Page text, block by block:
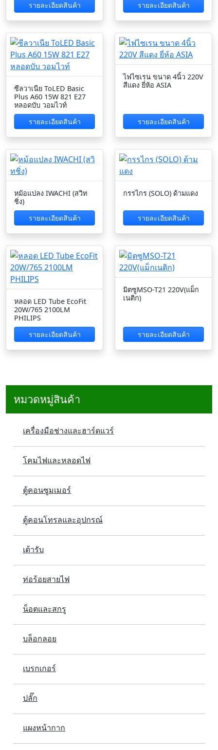
หมวดหมู่สินค้า
เครื่องมือช่างและฮาร์ดแวร์
โคมไฟและหลอดไฟ
ตู้คอนซูมเมอร์
ตู้คอนโทรลและอุปกรณ์
เต้ารับ
ท่อร้อยสายไฟ
น็อตและสกรู
บล็อกลอย
เบรกเกอร์
ปลั๊ก
แผงหน้ากาก
รายละเอียดสินค้า
รายละเอียดสินค้า
ซีลวาเนีย ToLED Basic
Plus A60 15W 821 E27
หลอดบับ วอมไวท์
รายละเอียดสินค้า
ไฟไซเรน ขนาด 4นิ้ว 220V
สีแดง ยี่ห้อ ASIA
รายละเอียดสินค้า
หม้อแปลง IWACHI (สวิท
ชิ่ง)
รายละเอียดสินค้า
กรรไกร (SOLO) ด้ามแดง
รายละเอียดสินค้า
หลอด LED Tube EcoFit
20W/765 2100LM
PHILIPS
รายละเอียดสินค้า
มิตซูMSO-T21 220V(แม็ก
เนติก)
รายละเอียดสินค้า